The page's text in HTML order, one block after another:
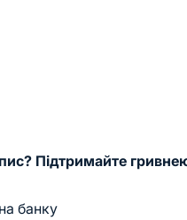
Підтримайте
банку